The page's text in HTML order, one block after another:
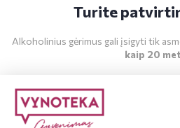
Turite
Alkoholinius gėrimus gali įsigyti tik
kaip 20